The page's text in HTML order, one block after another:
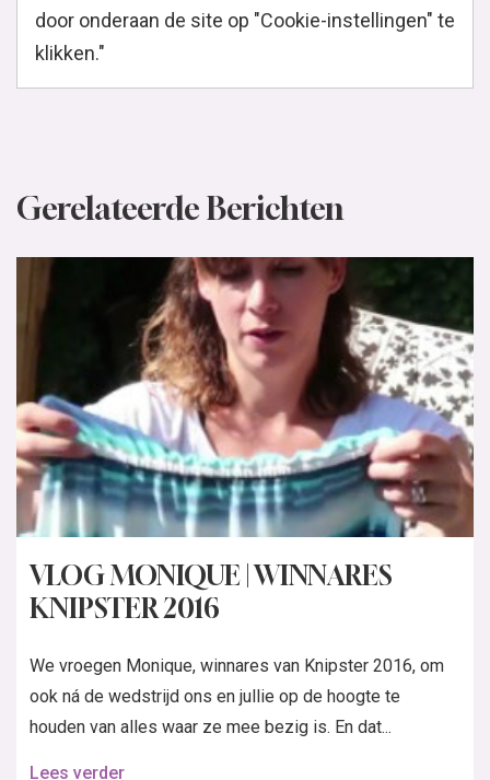
door onderaan de site op "Cookie-instellingen" te
klikken."
Gerelateerde Berichten
VLOG MONIQUE | WINNARES
KNIPSTER 2016
We vroegen Monique, winnares van Knipster 2016, om
ook ná de wedstrijd ons en jullie op de hoogte te
houden van alles waar ze mee bezig is. En dat...
Lees verder